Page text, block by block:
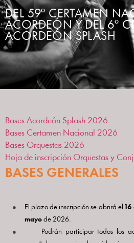
DEL 59º CERTAMEN
ACORDEÓN Y DEL 6º
ACORDEÓN SPLASH
Bases Acordeón Splash 2026
Bases Certamen Nacional 2026
Bases Orquestas 2026
Hoja de inscripción Orquestas y
BASES GENERALES
● El plazo de inscripción se abrirá el 16
mayode 2026.
●
Podrán participar todos los